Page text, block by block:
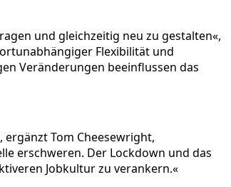
und gleichzeitig neu zu gestalten«,
Flexibilität und
Veränderungen beeinflussen das
Tom Cheesewright,
erschweren. Der Lockdown und das
Jobkultur zu verankern.«